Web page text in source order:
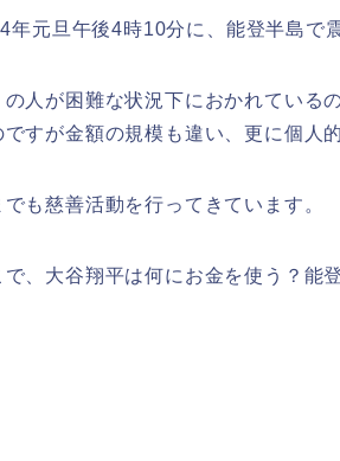
年元旦午後4時10分に、能登半島で
の人が困難な状況下におかれている
ですが金額の規模も違い、更に個人
でも慈善活動を行ってきています。
で、大谷翔平は何にお金を使う？能